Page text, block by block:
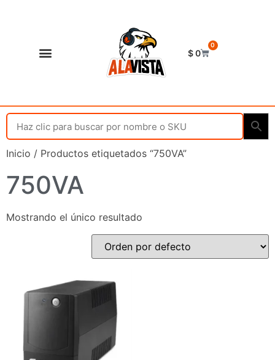
$0
0
Inicio / Productos etiquetados “750VA”
750VA
Mostrando el único resultado